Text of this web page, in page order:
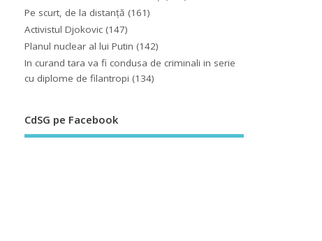
Pe scurt, de la distanță (161)
Activistul Djokovic (147)
Planul nuclear al lui Putin (142)
In curand tara va fi condusa de criminali in serie
cu diplome de filantropi (134)
CdSG pe Facebook